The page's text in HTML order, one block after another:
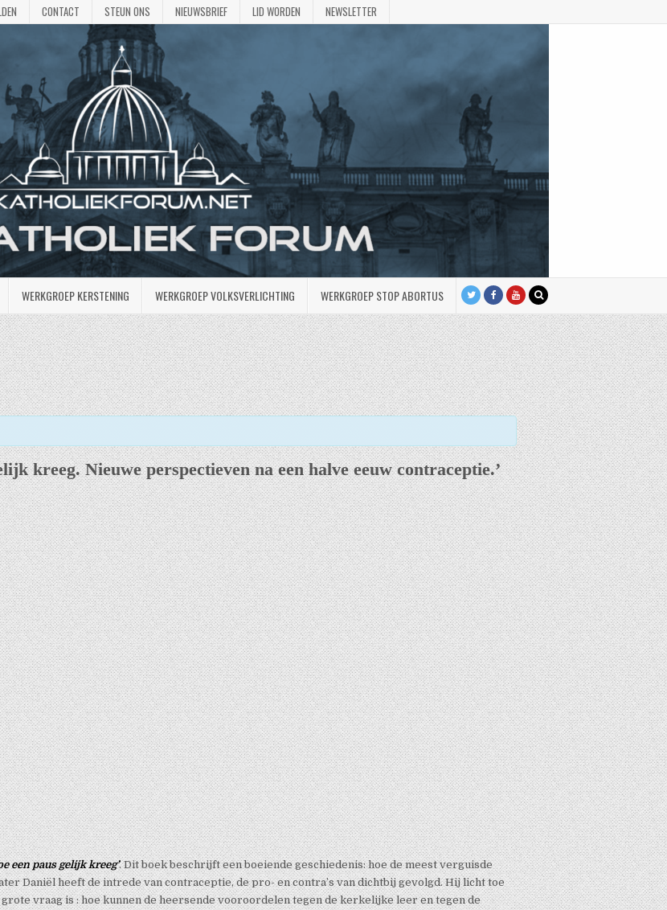
CONTACT STEUN ONS NIEUWSBRIEF LID WORDEN NEWSLETTER
WERKGROEP KERSTENING WERKGROEP VOLKSVERLICHTING WERKGROEP STOP ABORTUS
kreeg. Nieuwe perspectieven na een halve eeuw contraceptie.’
een paus gelijk kreeg’. Dit boek beschrijft een boeiende geschiedenis: hoe de meest verguisde
Daniël heeft de intrede van contraceptie, de pro- en contra’s van dichtbij gevolgd. Hij licht toe
vraag is : hoe kunnen de heersende vooroordelen tegen de kerkelijke leer en tegen de